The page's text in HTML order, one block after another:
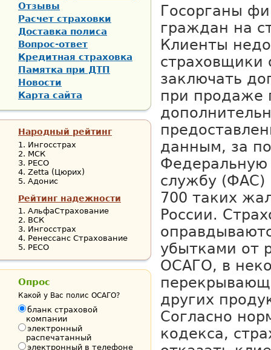
Госорганы
граждан на
Клиенты
страховщики
заключать
при продаже
данным, за
службу (ФАС)
700 таких
России.
убытками от
ОСАГО, в
других
Согласно
кодекса,
Отзывы
Расчет страховки
Доставка полиса
Вопрос-ответ
Кредитная страховка
Памятка при ДТП
Новости
Карта сайта
Народный рейтинг
Ингосстрах
МСК
РЕСО
Zetta (Цюрих)
Адонис
Рейтинг надежности
АльфаСтрахование
ВСК
Ингосстрах
Ренессанс Страхование
РЕСО
Опрос
Какой у Вас полис ОСАГО?
бланк страховой
компании
электронный
распечатанный
электронный в телефоне